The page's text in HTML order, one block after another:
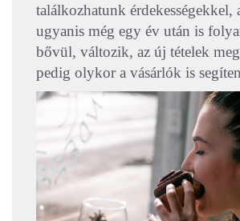
találkozhatunk érdekességekkel,
ugyanis még egy év után is
bővül, változik, az új tételek
pedig olykor a vásárlók is